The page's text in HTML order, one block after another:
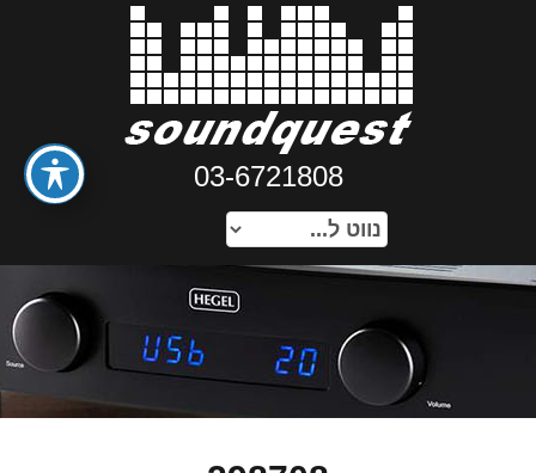
03-6721808